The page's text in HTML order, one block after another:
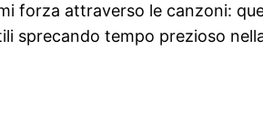
forza attraverso le canzoni:
sprecando tempo prezioso